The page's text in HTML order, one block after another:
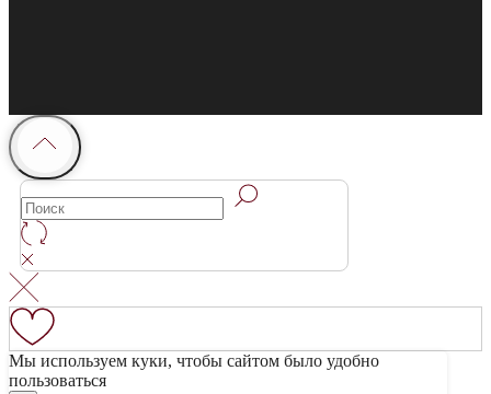
Мы используем куки, чтобы сайтом было удобно
пользоваться